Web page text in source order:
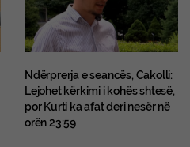
Ndërprerja e seancës, Cakolli:
Lejohet kërkimi i kohës shtesë,
por Kurti ka afat deri nesër në
orën 23:59